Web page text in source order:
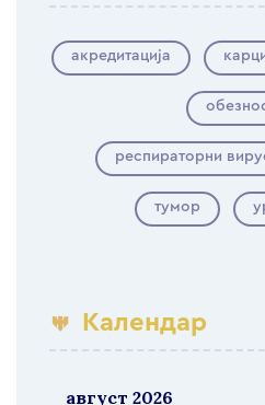
акредитација
респираторни
тумор
Календар
август 2026